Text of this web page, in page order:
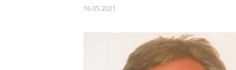
16.05.2021